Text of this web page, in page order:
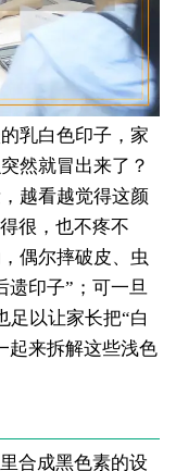
乳白色印子，家
然就冒出来了？
越看越觉得这颜
很，也不疼不
偶尔摔破皮、虫
遗印子”；可一旦
足以让家长把“白
起来拆解这些浅色
合成黑色素的设